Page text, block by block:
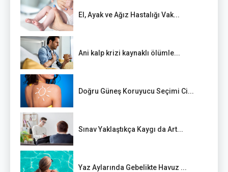
El, Ayak ve Ağız Hastalığı Vak...
Ani kalp krizi kaynaklı ölümle...
Doğru Güneş Koruyucu Seçimi Ci...
Sınav Yaklaştıkça Kaygı da Art...
Yaz Aylarında Gebelikte Havuz ...